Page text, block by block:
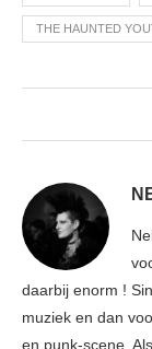
THE HAUNTED
daarbij enorm !
muziek en dan
en punk-scene.